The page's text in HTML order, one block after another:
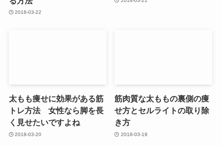
2018-03-22
太もも痩せに効果がある筋
トレ方法 女性なら脚を長
く見せたいですよね
2018-03-20
筋肉質な太ももの裏側の痩
せ方とセルライトの取り除
き方
2018-03-19